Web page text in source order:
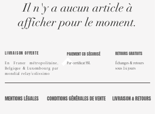
Il n'y a aucun article à
afficher pour le moment.
LIVRAISON OFFERTE
En France métropolitaine,
Belgique & Luxembourg par
mondialrelay/colissimo
Par certificat SSL
PAIEMENT CB SÉCURISÉ RETOURS GRATUITS
Échanges & retours
sous 14 jours
MENTIONS LÉGALES CONDITIONS GÉNÉRALES DE VENTE LIVRAISON & RETOURS